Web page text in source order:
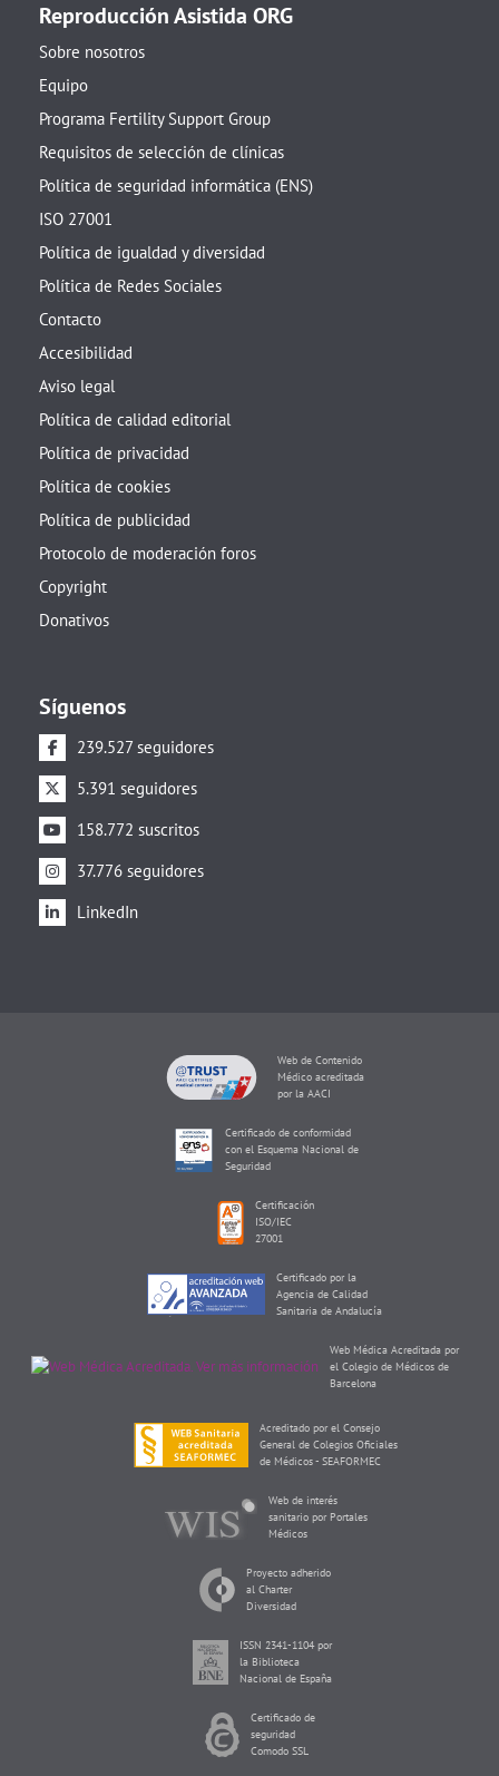
Reproducción Asistida ORG
Sobre nosotros
Equipo
Programa Fertility Support Group
Requisitos de selección de clínicas
Política de seguridad informática (ENS)
ISO 27001
Política de igualdad y diversidad
Política de Redes Sociales
Contacto
Accesibilidad
Aviso legal
Política de calidad editorial
Política de privacidad
Política de cookies
Política de publicidad
Protocolo de moderación foros
Copyright
Donativos
Síguenos
239.527 seguidores
5.391 seguidores
158.772 suscritos
37.776 seguidores
LinkedIn
Web de Contenido
Médico acreditada
por la AACI
Certificado de conformidad
con el Esquema Nacional de
Seguridad
Certificación
ISO/IEC
27001
Certificado por la
Agencia de Calidad
Sanitaria de Andalucía
Web Médica Acreditada por
el Colegio de Médicos de
Barcelona
Acreditado por el Consejo
General de Colegios Oficiales
de Médicos - SEAFORMEC
Web de interés
sanitario por Portales
Médicos
Proyecto adherido
al Charter
Diversidad
ISSN 2341-1104 por
la Biblioteca
Nacional de España
Certificado de
seguridad
Comodo SSL